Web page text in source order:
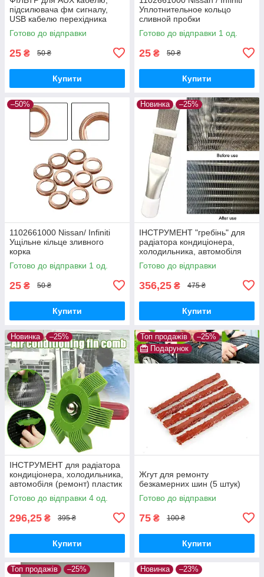
підсилювача фм сигналу,
USB кабелю перехідника
Готово до відправки
25 ₴ 50 ₴
Купити
Уплотнительное кольцо
сливной пробки
Готово до відправки 1 од.
25 ₴ 50 ₴
Купити
–50%
1102661000 Nissan/ Infiniti
Ущільне кільце зливного
корка
Готово до відправки 1 од.
25 ₴ 50 ₴
Купити
Новинка –25%
ІНСТРУМЕНТ "гребінь" для
радіатора кондиціонера,
холодильника, автомобіля
(очищення, ремонт)
Готово до відправки
356,25 ₴ 475 ₴
Купити
Новинка –25%
ІНСТРУМЕНТ для радіатора
кондиціонера, холодильника,
автомобіля (ремонт) пластик
Готово до відправки 4 од.
296,25 ₴ 395 ₴
Купити
Топ продажів
–25%
Подарунок
Жгут для ремонту
безкамерних шин (5 штук)
Готово до відправки
75 ₴ 100 ₴
Купити
Топ продажів –25% Новинка –23%